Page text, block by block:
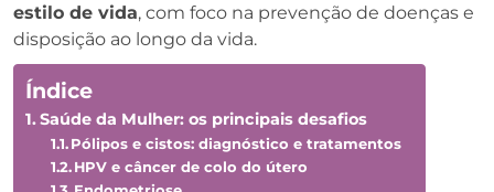
estilo de vida, com foco na prevenção de doenças e
disposição ao longo da vida.
Índice
Saúde da Mulher: os principais desafios
Pólipos e cistos: diagnóstico e tratamentos
HPV e câncer de colo do útero